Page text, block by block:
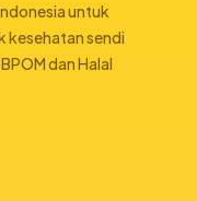
untuk
kesehatan sendi
dan Halal